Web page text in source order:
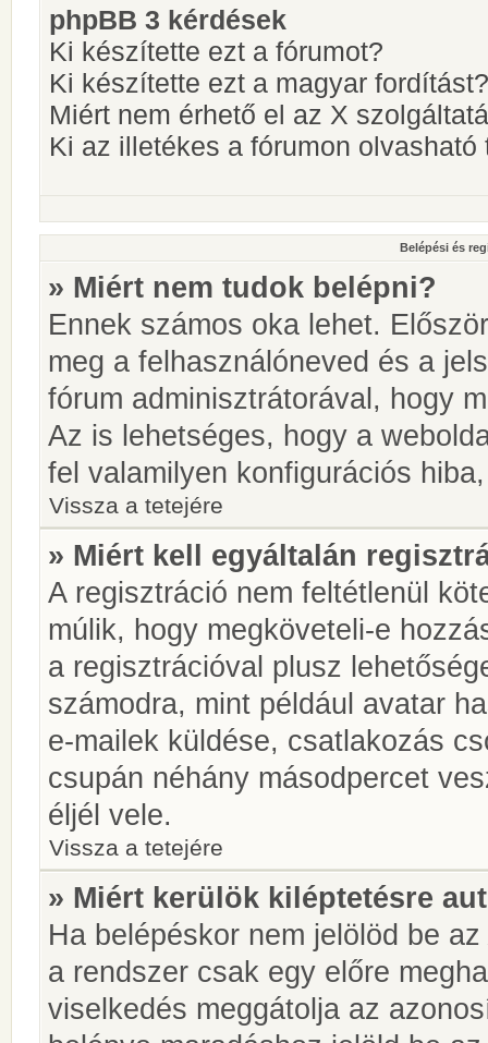
phpBB 3 kérdések
Ki készítette ezt a fórumot?
Ki készítette ezt a magyar fordítást?
Miért nem érhető el az X
Ki az illetékes a fórumon
Belépési és
» Miért nem tudok belépni?
Ennek számos oka lehet.
meg a felhasználóneved és a
fórum adminisztrátorával, hogy
Az is lehetséges, hogy a
fel valamilyen konfigurációs
Vissza a tetejére
» Miért kell egyáltalán
A regisztráció nem feltétlenül
múlik, hogy megköveteli-e
a regisztrációval plusz
számodra, mint például avatar
e-mailek küldése, csatlakozás
csupán néhány másodpercet
éljél vele.
Vissza a tetejére
» Miért kerülök kiléptetésre
Ha belépéskor nem jelölöd be az
a rendszer csak egy előre
viselkedés meggátolja az